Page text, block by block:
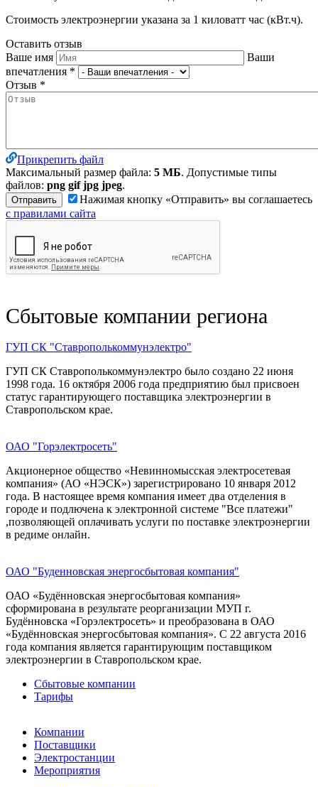
Стоимость электроэнергии указана за 1 киловатт час (кВт.ч).
Оставить отзыв
Ваше имя
Ваши
впечатления *
Отзыв *
Прикрепить файл
Максимальный размер файла: 5 МБ. Допустимые типы
файлов: png gif jpg jpeg.
Нажимая кнопку «Отправить» вы соглашаетесь
с правилами сайта
Сбытовые компании региона
ГУП СК "Ставрополькоммунэлектро"
ГУП СК Ставрополькоммунэлектро было создано 22 июня
1998 года. 16 октября 2006 года предприятию был присвоен
статус гарантирующего поставщика электроэнергии в
Ставропольском крае.
ОАО "Горэлектросеть"
Акционерное общество «Невинномысская электросетевая
компания» (АО «НЭСК») зарегистрировано 10 января 2012
года. В настоящее время компания имеет два отделения в
городе и подлючена к электронной системе "Все платежи"
,позволяющей оплачивать услуги по поставке электроэнергии
в редиме онлайн.
ОАО "Буденновская энергосбытовая компания"
ОАО «Будённовская энергосбытовая компания»
сформирована в результате реорганизации МУП г.
Будённовска «Горэлектросеть» и преобразована в ОАО
«Будённовская энергосбытовая компания». С 22 августа 2016
года компания является гарантирующим поставщиком
электроэнергии в Ставропольском крае.
Сбытовые компании
Тарифы
Компании
Поставщики
Электростанции
Мероприятия